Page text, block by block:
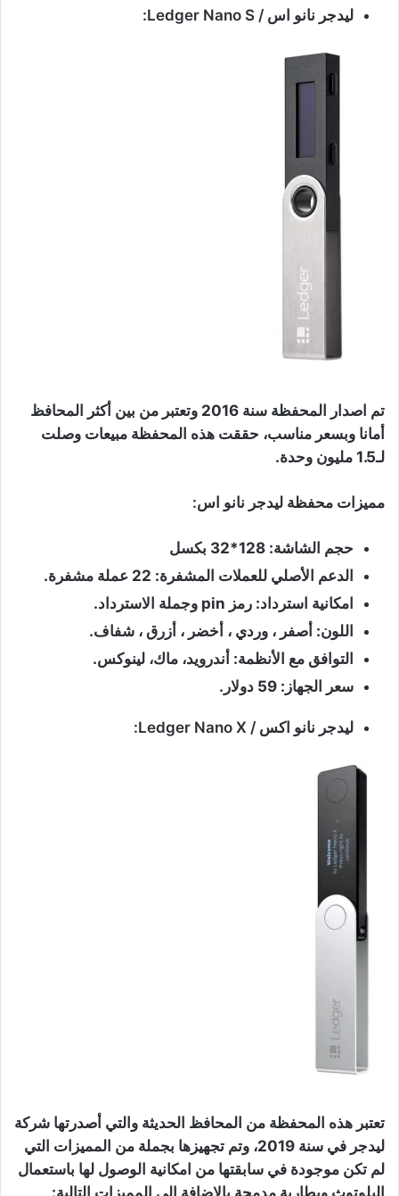
ليدجر نانو اس / Ledger Nano S:
تم اصدار المحفظة سنة 2016 وتعتبر من بين أكثر المحافظ
أمانا وبسعر مناسب، حققت هذه المحفظة مبيعات وصلت
لـ1.5 مليون وحدة.
مميزات محفظة ليدجر نانو اس:
حجم الشاشة: 128*32 بكسل
الدعم الأصلي للعملات المشفرة: 22 عملة مشفرة.
امكانية استرداد: رمز pin وجملة الاسترداد.
اللون: أصفر ، وردي ، أخضر ، أزرق ، شفاف.
التوافق مع الأنظمة: أندرويد، ماك، لينوكس.
سعر الجهاز: 59 دولار.
ليدجر نانو اكس / Ledger Nano X:
تعتبر هذه المحفظة من المحافظ الحديثة والتي أصدرتها شركة
ليدجر في سنة 2019، وتم تجهيزها بجملة من المميزات التي
لم تكن موجودة في سابقتها من امكانية الوصول لها باستعمال
البلوتوث وبطارية مدمجة بالاضافة إلى المميزات التالية: